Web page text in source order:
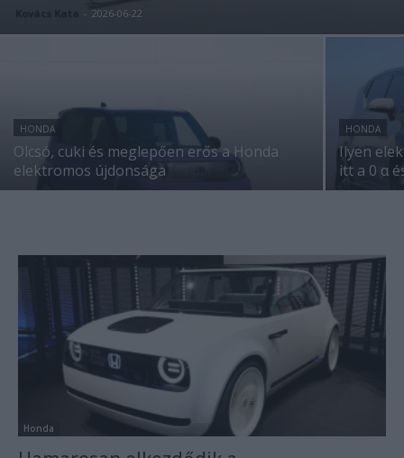
- 2026-06-22
HONDA
Olcsó, cuki és meglepően erős a Honda
elektromos újdonsága
HONDA
Ilyen
itt a 0 α
Honda